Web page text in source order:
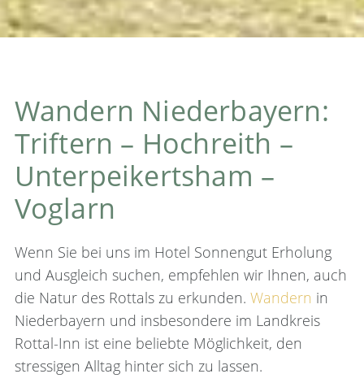
Wandern Niederbayern:
Triftern – Hochreith –
Unterpeikertsham –
Voglarn
Wenn Sie bei uns im Hotel Sonnengut Erholung
und Ausgleich suchen, empfehlen wir Ihnen, auch
die Natur des Rottals zu erkunden. Wandern in
Niederbayern und insbesondere im Landkreis
Rottal-Inn ist eine beliebte Möglichkeit, den
stressigen Alltag hinter sich zu lassen.